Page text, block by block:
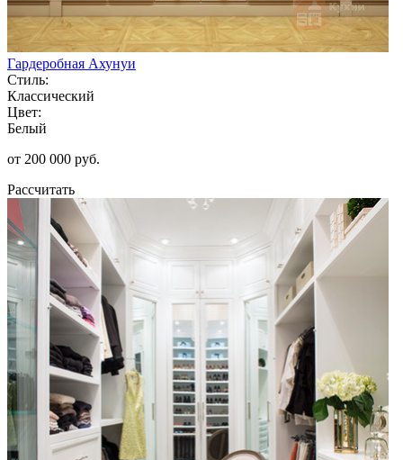
Гардеробная Ахунуи
Стиль:
Классический
Цвет:
Белый
от 200 000 руб.
Рассчитать